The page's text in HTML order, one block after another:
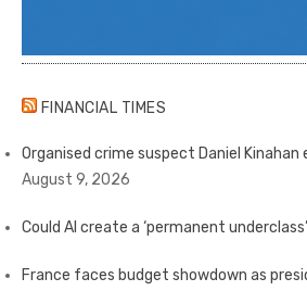
FINANCIAL TIMES
Organised crime suspect Daniel
August 9, 2026
Could AI create a ‘permanent
France faces budget showdown as